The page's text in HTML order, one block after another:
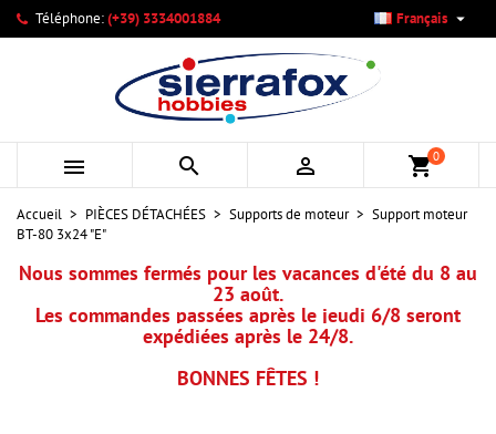
Téléphone:(+39) 3334001884 Français 
   shopping_cart0
Accueil PIÈCES DÉTACHÉES Supports de moteur
Support moteur
BT-80 3x24 "E"
Nous sommes fermés pour les vacances d'été du 8 au
23 août.
Les commandes passées après le jeudi 6/8 seront
expédiées après le 24/8.
BONNES FÊTES !
Mes listes d'envies ×
Créer une nouvelle liste
Créer une liste d'envies ×
Nom de la liste d'envies
Annuler Créer une liste d'envies
Connexion ×
Vous devez être connecté pour ajouter des produits à votre
liste d'envies.
Annuler Connexion